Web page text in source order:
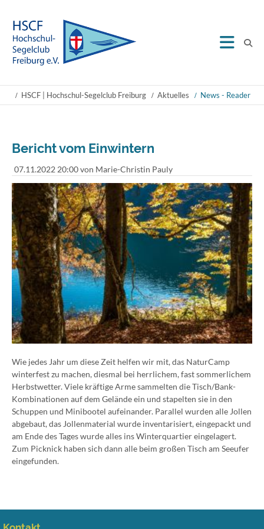
HSCF | Hochschul-Segelclub Freiburg Aktuelles News - Reader
Bericht vom Einwintern
07.11.2022 20:00von Marie-Christin Pauly
Wie jedes Jahr um diese Zeit helfen wir mit, das NaturCamp
winterfest zu machen, diesmal bei herrlichem, fast sommerlichem
Herbstwetter. Viele kräftige Arme sammelten die Tisch/Bank-
Kombinationen auf dem Gelände ein und stapelten sie in den
Schuppen und Minibootel aufeinander. Parallel wurden alle Jollen
abgebaut, das Jollenmaterial wurde inventarisiert, eingepackt und
am Ende des Tages wurde alles ins Winterquartier eingelagert.
Zum Picknick haben sich dann alle beim großen Tisch am Seeufer
eingefunden.